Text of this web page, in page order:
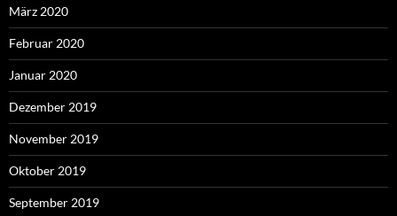
März 2020
Februar 2020
Januar 2020
Dezember 2019
November 2019
Oktober 2019
September 2019